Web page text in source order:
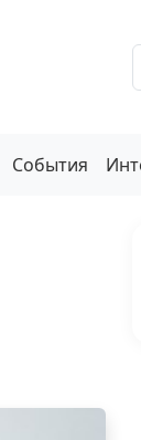
События